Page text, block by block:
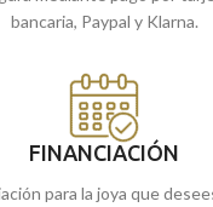
bancaria, Paypal y Klarna.
FINANCIACIÓN
para la joya que